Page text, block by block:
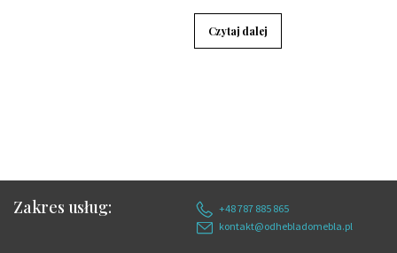
Czytaj dalej
Zakres usług:
+48 787 885 865
kontakt@odhebladomebla.pl